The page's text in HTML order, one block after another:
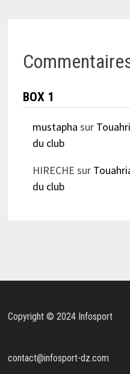
BOX 1
mustapha sur
du club
HIRECHE sur
du club
Copyright © 2024 Infosport
contact@infosport-dz.com